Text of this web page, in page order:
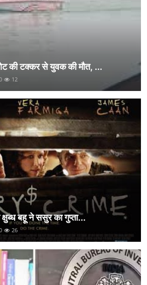
की टक्कर से युवक की मौत, ...
12
बहू ने ससुर का गुप्ता...
26